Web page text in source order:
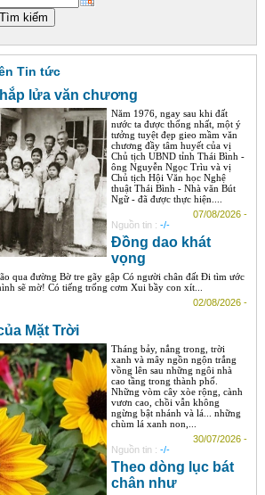
Tin tức
lửa văn chương
Năm 1976, ngay sau khi đất
nước ta được thống nhất, một ý
tưởng tuyệt đẹp gieo mầm văn
chương đầy tâm huyết của vị
Chủ tịch UBND tỉnh Thái Bình -
ông Nguyễn Ngọc Trìu và vị
Chủ tịch Hội Văn học Nghệ
thuật Thái Bình - Nhà văn Bút
Ngữ - đã được thực hiện....
07/08/2026 -
Nguồn tin : -/-
Đồng dao khát
vọng
qua đường Bờ tre gãy gập Có người chân đất Đi tìm ước
sẽ mờ! Có tiếng trống cơm Xui bầy con xít...
02/08/2026 -
Mặt Trời
Tháng bảy, nắng trong, trời
xanh và mây ngồn ngộn trắng
vồng lên sau những ngôi nhà
cao tầng trong thành phố.
Những vòm cây xòe rộng, cành
vươn cao, chồi vẫn không
ngừng bật nhánh và lá... những
chùm lá xanh non,...
30/07/2026 -
Nguồn tin : -/-
Theo dòng lục bát
chân như